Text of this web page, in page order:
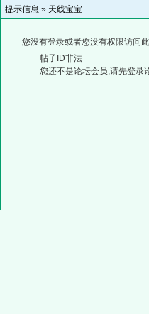
提示信息 » 天线宝宝
您没有登录或者您没有权限访问
帖子ID非法
您还不是论坛会员,请先登录